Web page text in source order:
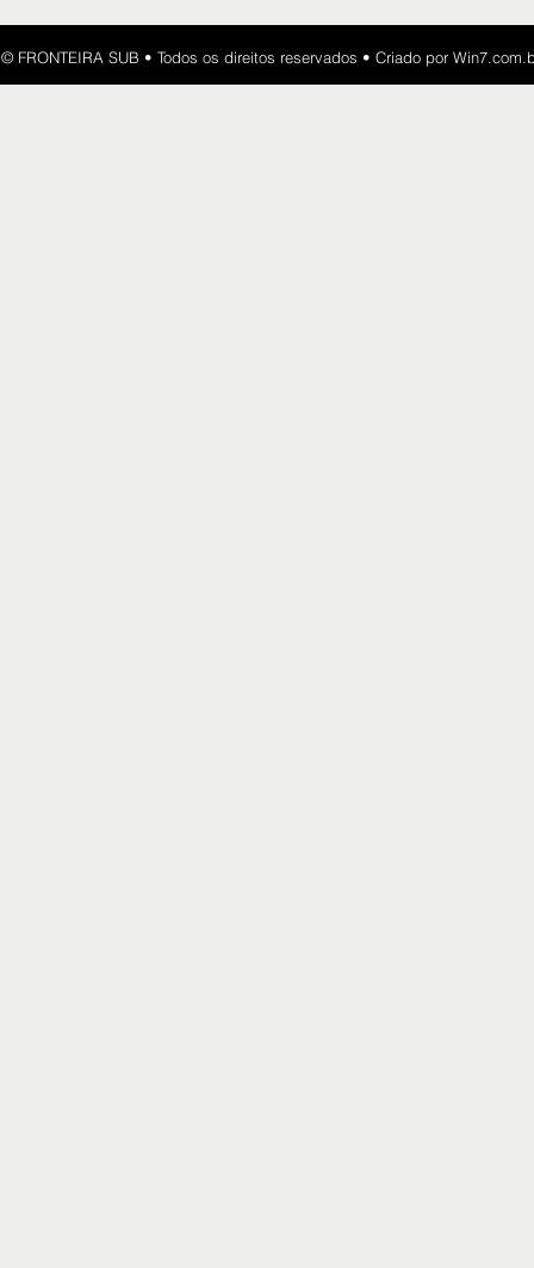
​​© FRONTEIRA SUB • Todos os direitos reservados • Criado por